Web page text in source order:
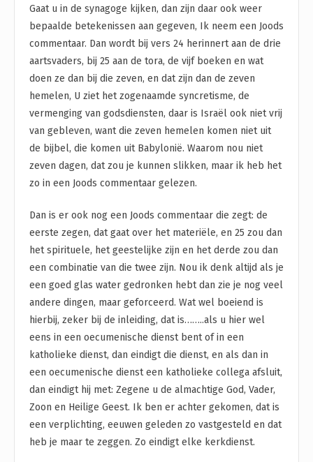
Gaat u in de synagoge kijken, dan zijn daar ook weer
bepaalde betekenissen aan gegeven, Ik neem een Joods
commentaar. Dan wordt bij vers 24 herinnert aan de drie
aartsvaders, bij 25 aan de tora, de vijf boeken en wat
doen ze dan bij die zeven, en dat zijn dan de zeven
hemelen, U ziet het zogenaamde syncretisme, de
vermenging van godsdiensten, daar is Israël ook niet vrij
van gebleven, want die zeven hemelen komen niet uit
de bijbel, die komen uit Babylonië. Waarom nou niet
zeven dagen, dat zou je kunnen slikken, maar ik heb het
zo in een Joods commentaar gelezen.
Dan is er ook nog een Joods commentaar die zegt: de
eerste zegen, dat gaat over het materiële, en 25 zou dan
het spirituele, het geestelijke zijn en het derde zou dan
een combinatie van die twee zijn. Nou ik denk altijd als je
een goed glas water gedronken hebt dan zie je nog veel
andere dingen, maar geforceerd. Wat wel boeiend is
hierbij, zeker bij de inleiding, dat is……..als u hier wel
eens in een oecumenische dienst bent of in een
katholieke dienst, dan eindigt die dienst, en als dan in
een oecumenische dienst een katholieke collega afsluit,
dan eindigt hij met: Zegene u de almachtige God, Vader,
Zoon en Heilige Geest. Ik ben er achter gekomen, dat is
een verplichting, eeuwen geleden zo vastgesteld en dat
heb je maar te zeggen. Zo eindigt elke kerkdienst.